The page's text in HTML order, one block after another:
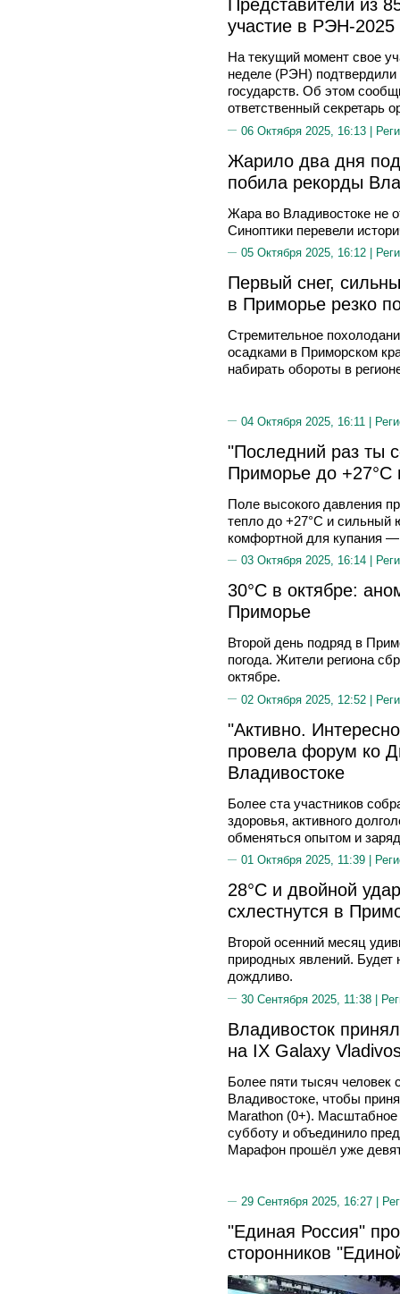
участие в РЭН-2025
На текущий момент свое
неделе (РЭН) подтвердили
государств. Об этом
ответственный секретарь
06 Октября 2025, 16:13 |
Жарило два дня
побила рекорды
Жара во Владивостоке не
Синоптики перевели
05 Октября 2025, 16:12 |
Первый снег,
в Приморье резко
Стремительное
осадками в Приморском
набирать обороты в
04 Октября 2025, 16:11 |
"Последний раз ты
Приморье до
Поле высокого давления
тепло до +27°C и сильный
комфортной для купания
03 Октября 2025, 16:14 |
30°С в октябре:
Приморье
Второй день подряд в
погода. Жители региона
октябре.
02 Октября 2025, 12:52 |
"Активно.
провела форум ко
Владивостоке
Более ста участников
здоровья, активного
обменяться опытом и
01 Октября 2025, 11:39 |
28°С и двойной
схлестнутся в
Второй осенний месяц
природных явлений. Будет
дождливо.
30 Сентября 2025, 11:38 |
Владивосток
на IX Galaxy
Более пяти тысяч человек
Владивостоке, чтобы
Marathon (0+). Масштабное
субботу и объединило
Марафон прошёл уже
29 Сентября 2025, 16:27 |
"Единая Россия"
сторонников